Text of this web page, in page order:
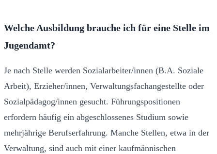
Welche Ausbildung brauche ich für eine Stelle im
Jugendamt?
Je nach Stelle werden Sozialarbeiter/innen (B.A. Soziale
Arbeit), Erzieher/innen, Verwaltungsfachangestellte oder
Sozialpädagog/innen gesucht. Führungspositionen
erfordern häufig ein abgeschlossenes Studium sowie
mehrjährige Berufserfahrung. Manche Stellen, etwa in der
Verwaltung, sind auch mit einer kaufmännischen